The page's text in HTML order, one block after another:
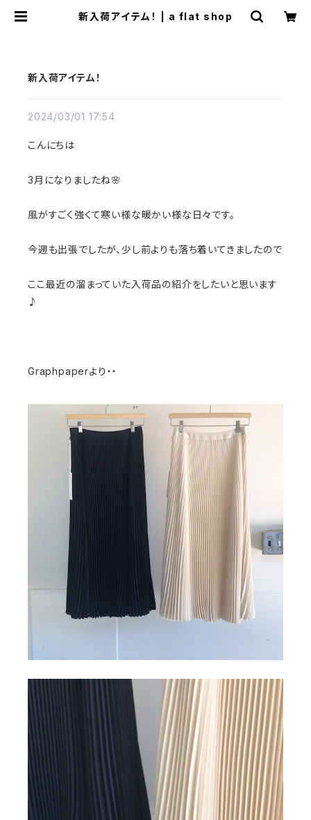
新入荷アイテム！ | a flat shop
新入荷アイテム！
2024/03/01 17:54
こんにちは
3月になりましたね🌸
風がすごく強くて寒い様な暖かい様な日々です。
今週も出張でしたが、少し前よりも落ち着いてきましたので
ここ最近の溜まっていた入荷品の紹介をしたいと思います
♪
Graphpaperより・・